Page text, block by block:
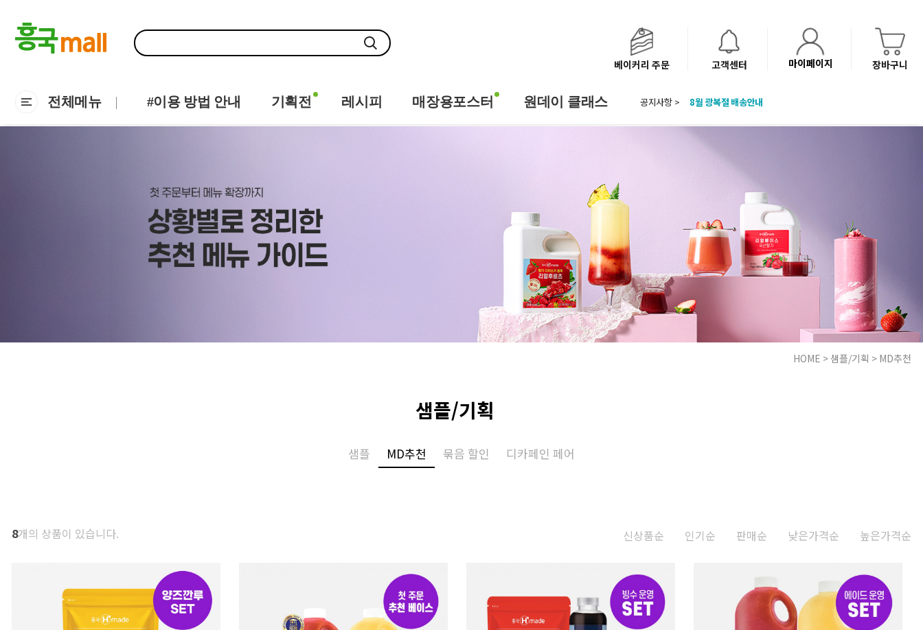
베이커리 주문 고객센터 마이페이지 장바구니
전체메뉴 #이용 방법 안내 기획전 레시피 매장용포스터 원데이 클래스 공지사항 >
8월 광복절 배송안내
베이커리(냉동직배송) 센터 이전에 따른 배송 일정 안내
HOME > 샘플/기획 > MD추천
샘플/기획
샘플 MD추천 묶음 할인 디카페인 페어
8개의 상품이 있습니다. 신상품순 인기순 판매순 낮은가격순 높은가격순